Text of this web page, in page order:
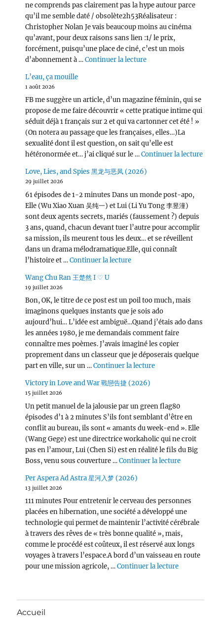
ne comprends pas clairement pas la hype autour parce
qu’il me semble daté / obsolète2h53Réalisateur :
Christopher Nolan Je vais beaucoup moins au cinéma
qu’avant, pour deux raisons sans lien :1/ le prix,
forcément, puisqu’une place de ciné, c’est un mois
d’abonnement à …Continuer la lecturede « L’Odyssée (2026)
L’eau, ça mouille
1 août 2026
FB me suggère un article, d’un magazine féminin, qui se
propose de me faire découvrir « cette pratique intime qui
séduit déjà 1 français sur 2 et qui va cartonner cet été ! »
(On notera au passage que les françaises, elles…)La
sexualité dont il est question, on sait qu’elle est
hétéronormée et… j’ai cliqué sur le …Continuer la lecturede «
Love, Lies, and Spies 黑龙与恶凤 (2026)
29 juillet 2026
61 épisodes de 1-2 minutes Dans un monde post-apo,
Elle (Wu Xiao Xuan 吴纯一) et Lui (Li Yu Tong 李昱潼)
sont deux agents secrets, mariés (faussement ?) depuis
3 ans, quand, chacun devant tuer l’autre pour accomplir
sa mission, ils meurent tous les deux… et se réveillent
dans un drama mélodramatique.Elle, qui connaît
l’histoire et …Continuer la lecturede « Love, Lies, and Spies
Wang Chu Ran 王楚然 I ♡ U
19 juillet 2026
Bon, OK, le titre de ce post est un poil too much, mais
imaginons quelques instants que je sois ado
aujourd’hui… L’idée est ambiguë…Quand j’étais ado dans
les années 1980, je me demandais comment faire
connaître mes poèmes. J’avais imaginé les copier
proprement dans un classeur que je déposerais quelque
part en ville, sur un …Continuer la lecturede « Wang Chu Ran
Victory in Love and War 戰戀告捷 (2026)
15 juillet 2026
Un petit manuel de la jalousie par un green flag80
épisodes d’1 à 2 minutes S’ils font semblant d’être en
conflit au bureau, ils sont « amants du week-end ». Elle
(Wang Gege) est une directrice workaholic qui ne croit
pas en l’amour, Lui (Chen Si) est en réalité le fils du Big
Boss, venu sous couverture …Continuer la lecturede « Victory
Per Aspera Ad Astra 星河入梦 (2026)
13 juillet 2026
111 minutes Pour entretenir le cerveau des personnes
placées en hibernation, une société a développé une
technologie qui permet de maintenir l’activité cérébrale
à travers des rêves de « très bonne qualité », mais,
comme le procédé est coûteux, il est réservé aux longs
voyages à travers l’espace.A bord d’un vaisseau en route
pour une mission agricole, …Continuer la lecturede « Per
Accueil